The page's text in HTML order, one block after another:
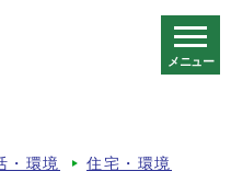
メニュー
・環境 住宅・環境